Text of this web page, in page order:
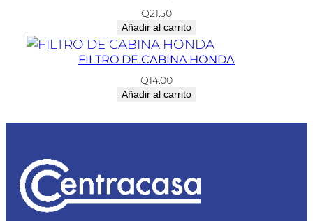
Q21.50
Añadir al carrito
FILTRO DE CABINA HONDA
Q14.00
Añadir al carrito